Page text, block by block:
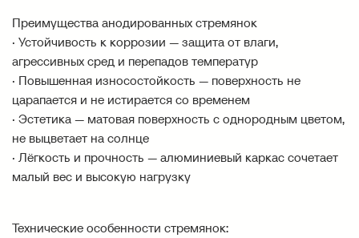
Преимущества анодированных стремянок
· Устойчивость к коррозии — защита от влаги,
агрессивных сред и перепадов температур
· Повышенная износостойкость — поверхность не
царапается и не истирается со временем
· Эстетика — матовая поверхность с однородным цветом,
не выцветает на солнце
· Лёгкость и прочность — алюминиевый каркас сочетает
малый вес и высокую нагрузку
Технические особенности стремянок: